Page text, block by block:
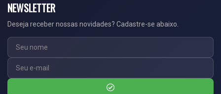
NEWSLETTER
Deseja receber nossas novidades? Cadastre-se abaixo.